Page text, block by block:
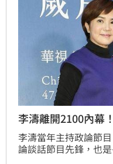
李濤離開2100內幕
李濤當年主持政論節
論談話節目先鋒，也